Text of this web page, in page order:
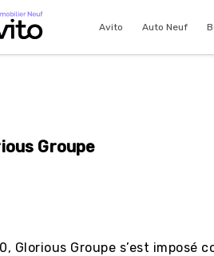
Avito Auto Neuf
Groupe
Glorious Groupe s’est